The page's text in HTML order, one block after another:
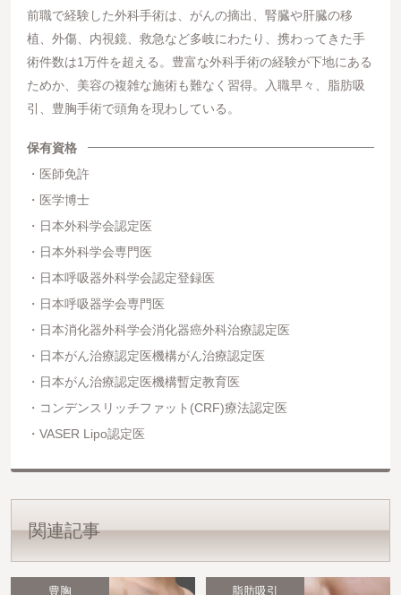
前職で経験した外科手術は、がんの摘出、腎臓や肝臓の移
植、外傷、内視鏡、救急など多岐にわたり、携わってきた手
術件数は1万件を超える。豊富な外科手術の経験が下地にある
ためか、美容の複雑な施術も難なく習得。入職早々、脂肪吸
引、豊胸手術で頭角を現わしている。
保有資格
医師免許
医学博士
日本外科学会認定医
日本外科学会専門医
日本呼吸器外科学会認定登録医
日本呼吸器学会専門医
日本消化器外科学会消化器癌外科治療認定医
日本がん治療認定医機構がん治療認定医
日本がん治療認定医機構暫定教育医
コンデンスリッチファット(CRF)療法認定医
VASER Lipo認定医
関連記事
豊胸 脂肪吸引